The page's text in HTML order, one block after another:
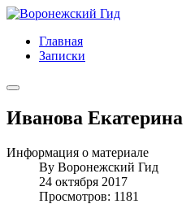
Главная
Записки
Иванова
Информация о материале
By Воронежский Гид
24 октября 2017
Просмотров: 1181